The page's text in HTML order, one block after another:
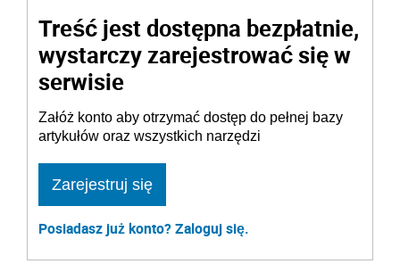
Treść jest dostępna bezpłatnie,
wystarczy zarejestrować się w
serwisie
Załóż konto aby otrzymać dostęp do pełnej bazy
artykułów oraz wszystkich narzędzi
Zarejestruj się
Posiadasz już konto? Zaloguj się.